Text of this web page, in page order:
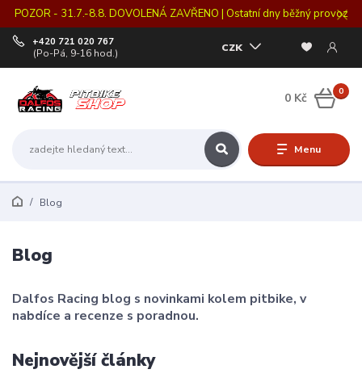
POZOR - 31.7.-8.8. DOVOLENÁ ZAVŘENO | Ostatní dny běžný provoz
Menu
CZK
+420 721 020 767
(Po-Pá, 9-16 hod.)
0
0 Kč
Blog
Blog
Dalfos Racing blog s novinkami kolem pitbike, v
nabdíce a recenze s poradnou.
Nejnovější články